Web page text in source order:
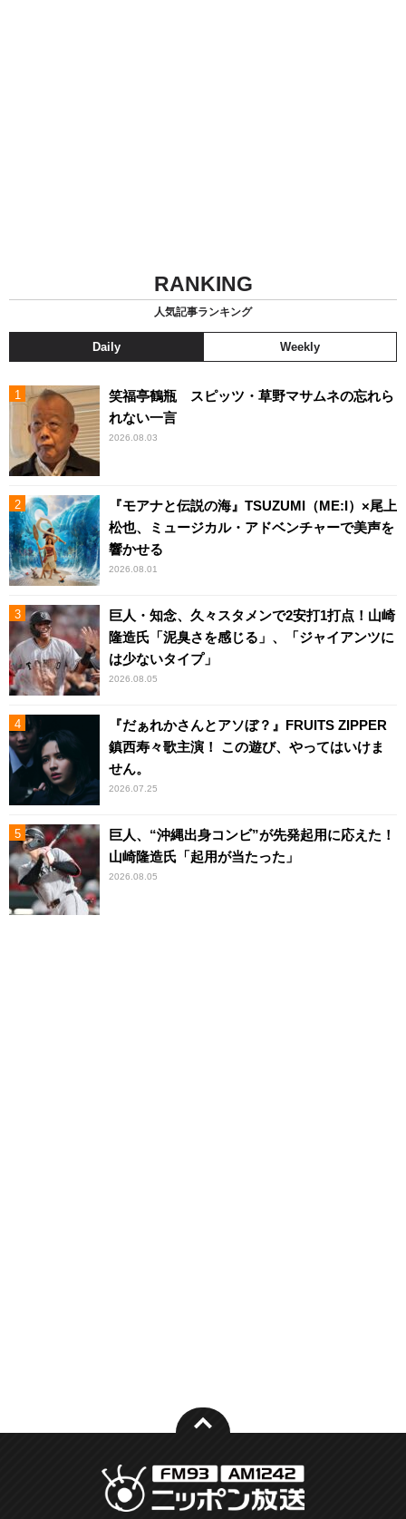
RANKING
人気記事ランキング
Daily Weekly
笑福亭鶴瓶 スピッツ・草野マサムネの忘れら
れない一言
2026.08.03
『モアナと伝説の海』TSUZUMI（ME:I）×尾上
松也、ミュージカル・アドベンチャーで美声を
響かせる
2026.08.01
巨人・知念、久々スタメンで2安打1打点！山崎
隆造氏「泥臭さを感じる」、「ジャイアンツに
は少ないタイプ」
2026.08.05
『だぁれかさんとアソぼ？』FRUITS ZIPPER
鎮西寿々歌主演！ この遊び、やってはいけま
せん。
2026.07.25
巨人、“沖縄出身コンビ”が先発起用に応えた！
山崎隆造氏「起用が当たった」
2026.08.05